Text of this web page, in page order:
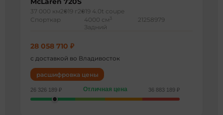
37 000 км2019 г 2019 4.0t coupe
Спорткар
4000 см 3
Задний
21258979
28 058 710 ₽
с доставкой во Владивосток
расшифровка цены
26 326 189 ₽ Отличная цена 36 883 189 ₽